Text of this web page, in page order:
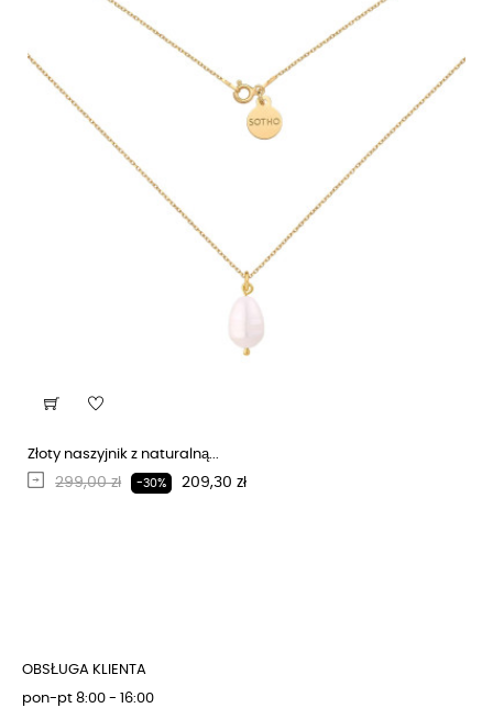
Złoty naszyjnik z naturalną...
Regularna cena
299,00 zł -30% Cena
209,30 zł
OBSŁUGA KLIENTA
pon-pt 8:00 - 16:00